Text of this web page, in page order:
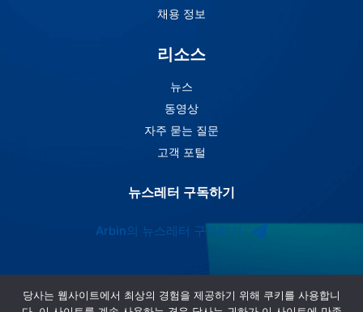
채용 정보
리소스
뉴스
동영상
자주 묻는 질문
고객 포털
뉴스레터 구독하기
Arbin의 뉴스레터 구독하기
당사는 웹사이트에서 최상의 경험을 제공하기 위해 쿠키를 사용합니